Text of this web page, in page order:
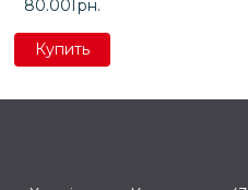
80.00Грн.
Купить
Купить